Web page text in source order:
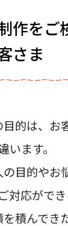
作をご
さま
的は、お
います。
目的やお
対応ができ
積んでき